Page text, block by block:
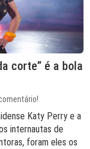
corte” é a bola
Katy Perry e a
internautas de
foram eles os